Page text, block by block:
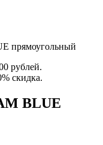
прямоугольный
рублей.
скидка.
BLUE